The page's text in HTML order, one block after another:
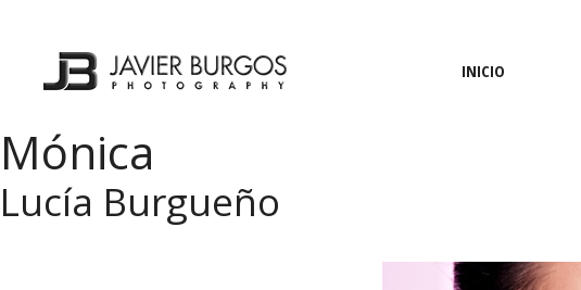
contenido
INICIO
Mónica
Lucía Burgueño